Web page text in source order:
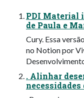
PDI Material
de Paula e
Cury. Essa
no Notion por
. Alinhar
necessidades